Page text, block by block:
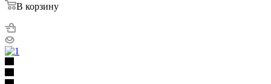
В корзину